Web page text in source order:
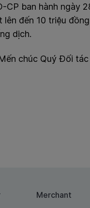
CP ban hành ngày
đến 10 triệu
dịch.
chúc Quý Đối
Merchant